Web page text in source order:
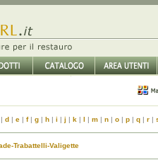
prodotti
| d| e| f| g| h| i | j | k| l | m| n| o| p| q| r|
Trabattelli-Valigette